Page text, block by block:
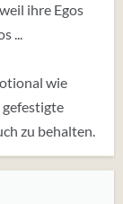
ihre Egos
...
wie
gefestigte
zu behalten.